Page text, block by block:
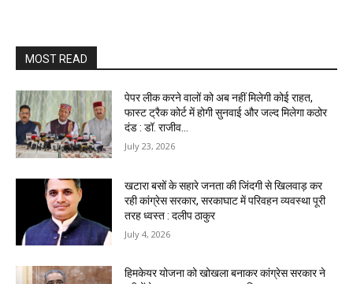
MOST READ
पेपर लीक करने वालों को अब नहीं मिलेगी कोई राहत,
फास्ट ट्रैक कोर्ट में होगी सुनवाई और जल्द मिलेगा कठोर
दंड : डॉ. राजीव...
July 23, 2026
खटारा बसों के सहारे जनता की जिंदगी से खिलवाड़ कर
रही कांग्रेस सरकार, सरकाघाट में परिवहन व्यवस्था पूरी
तरह ध्वस्त : दलीप ठाकुर
July 4, 2026
हिमकेयर योजना को खोखला बनाकर कांग्रेस सरकार ने